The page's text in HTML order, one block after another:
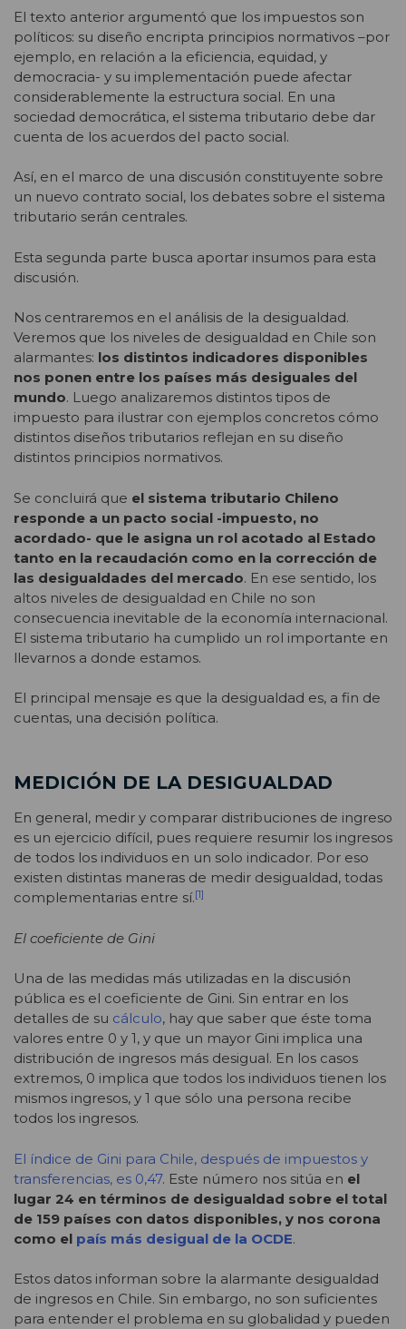
El texto anterior argumentó que los impuestos son
políticos: su diseño encripta principios normativos –por
ejemplo, en relación a la eficiencia, equidad, y
democracia- y su implementación puede afectar
considerablemente la estructura social. En una
sociedad democrática, el sistema tributario debe dar
cuenta de los acuerdos del pacto social.
Así, en el marco de una discusión constituyente sobre
un nuevo contrato social, los debates sobre el sistema
tributario serán centrales.
Esta segunda parte busca aportar insumos para esta
discusión.
Nos centraremos en el análisis de la desigualdad.
Veremos que los niveles de desigualdad en Chile son
alarmantes: los distintos indicadores disponibles
nos ponen entre los países más desiguales del
mundo. Luego analizaremos distintos tipos de
impuesto para ilustrar con ejemplos concretos cómo
distintos diseños tributarios reflejan en su diseño
distintos principios normativos.
Se concluirá que el sistema tributario Chileno
responde a un pacto social -impuesto, no
acordado- que le asigna un rol acotado al Estado
tanto en la recaudación como en la corrección de
las desigualdades del mercado. En ese sentido, los
altos niveles de desigualdad en Chile no son
consecuencia inevitable de la economía internacional.
El sistema tributario ha cumplido un rol importante en
llevarnos a donde estamos.
El principal mensaje es que la desigualdad es, a fin de
cuentas, una decisión política.
MEDICIÓN DE LA DESIGUALDAD
En general, medir y comparar distribuciones de ingreso
es un ejercicio difícil, pues requiere resumir los ingresos
de todos los individuos en un solo indicador. Por eso
existen distintas maneras de medir desigualdad, todas
complementarias entre sí.[1]
El coeficiente de Gini
Una de las medidas más utilizadas en la discusión
pública es el coeficiente de Gini. Sin entrar en los
detalles de su cálculo, hay que saber que éste toma
valores entre 0 y 1, y que un mayor Gini implica una
distribución de ingresos más desigual. En los casos
extremos, 0 implica que todos los individuos tienen los
mismos ingresos, y 1 que sólo una persona recibe
todos los ingresos.
El índice de Gini para Chile, después de impuestos y
transferencias, es 0,47. Este número nos sitúa en el
lugar 24 en términos de desigualdad sobre el total
de 159 países con datos disponibles, y nos corona
como el país más desigual de la OCDE.
Estos datos informan sobre la alarmante desigualdad
de ingresos en Chile. Sin embargo, no son suficientes
para entender el problema en su globalidad y pueden